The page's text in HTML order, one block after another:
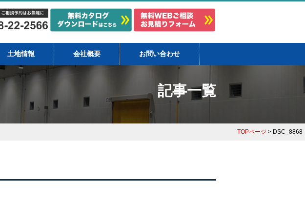
土地情報 会社概要 お問い合わせ
記事一覧
TOPページ > DSC_8868